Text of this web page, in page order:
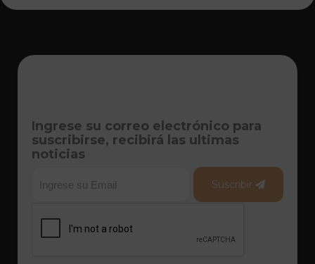
Ingrese su correo electrónico para
suscribirse, recibirá las ultimas
noticias
Suscribir